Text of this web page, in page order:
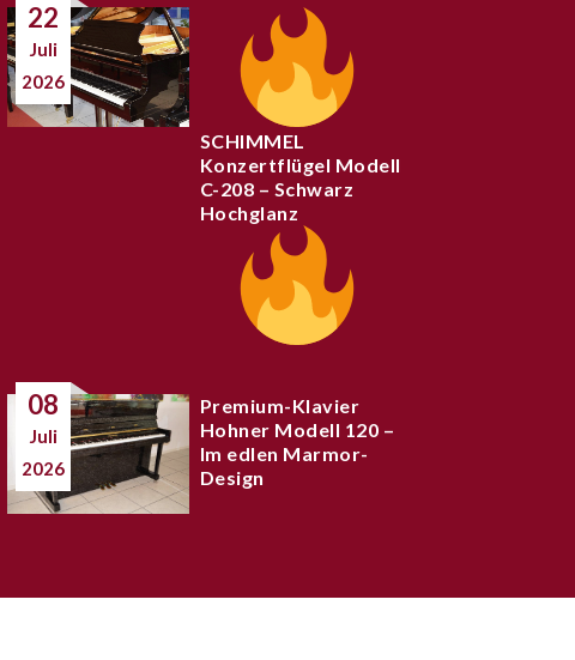
22
Juli
2026
SCHIMMEL
Konzertflügel Modell
C-208 – Schwarz
Hochglanz
08
Juli
2026
Premium-Klavier
Hohner Modell 120 –
Im edlen Marmor-
Design